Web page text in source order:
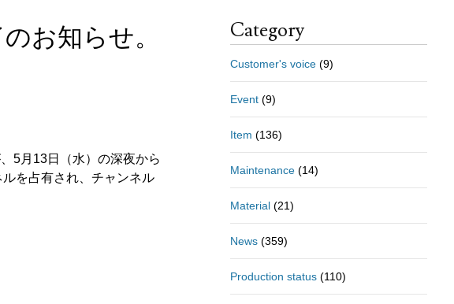
お知らせ。
5月13日（水）の深夜から
を占有され、チャンネル
Category
Customer's voice (9)
Event (9)
Item (136)
Maintenance (14)
Material (21)
News (359)
Production status (110)